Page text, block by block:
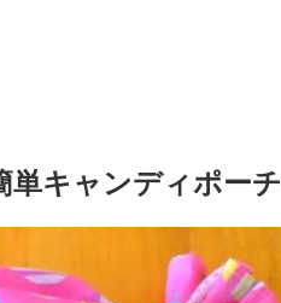
キャンディポーチ